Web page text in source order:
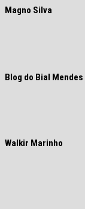
Magno Silva
Blog do Bial Mendes
Walkir Marinho